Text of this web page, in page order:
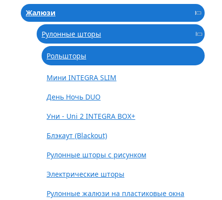
Жалюзи
Рулонные шторы
Рольшторы
Мини INTEGRA SLIM
День Ночь DUO
Уни - Uni 2 INTEGRA BOX+
Блэкаут (Blackout)
Рулонные шторы с рисунком
Электрические шторы
Рулонные жалюзи на пластиковые окна